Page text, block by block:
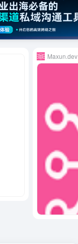
Maxun.dev